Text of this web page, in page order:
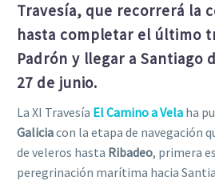
Travesía, que recorrerá la
hasta completar el último
Padrón y llegar a Santiago
27 de junio.
La XI Travesía El Camino a Vela ha
Galiciacon la etapa de navegación
de veleros hasta Ribadeo, primera
peregrinación marítima hacia